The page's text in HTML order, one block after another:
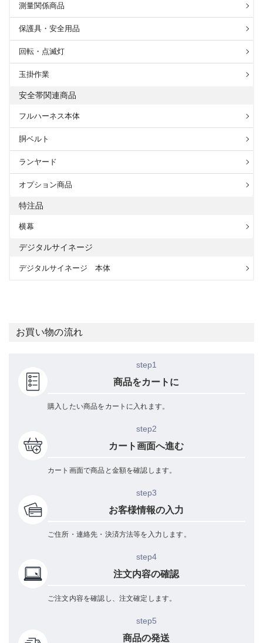
測量関係商品
保護具・安全用品
回転・点滅灯
玉掛作業
安全帯関連商品
フルハーネス本体
胴ベルト
ランヤード
オプション商品
特注品
横幕
デジタルサイネージ
デジタルサイネージ 本体
お買い物の流れ
step1
商品をカートに
購入したい商品をカートに入れます。
step2
カート画面へ進む
カート画面で商品と金額を確認します。
step3
お客様情報の入力
ご住所・連絡先・決済方法等を入力します。
step4
注文内容の確認
ご注文内容を確認し、注文確定します。
step5
商品の発送